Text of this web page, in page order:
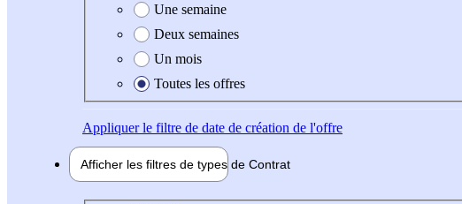
Une semaine
Deux semaines
Un mois
Toutes les offres
Appliquerle filtre de date de création de l'offre
Afficher les filtres de types de Contrat